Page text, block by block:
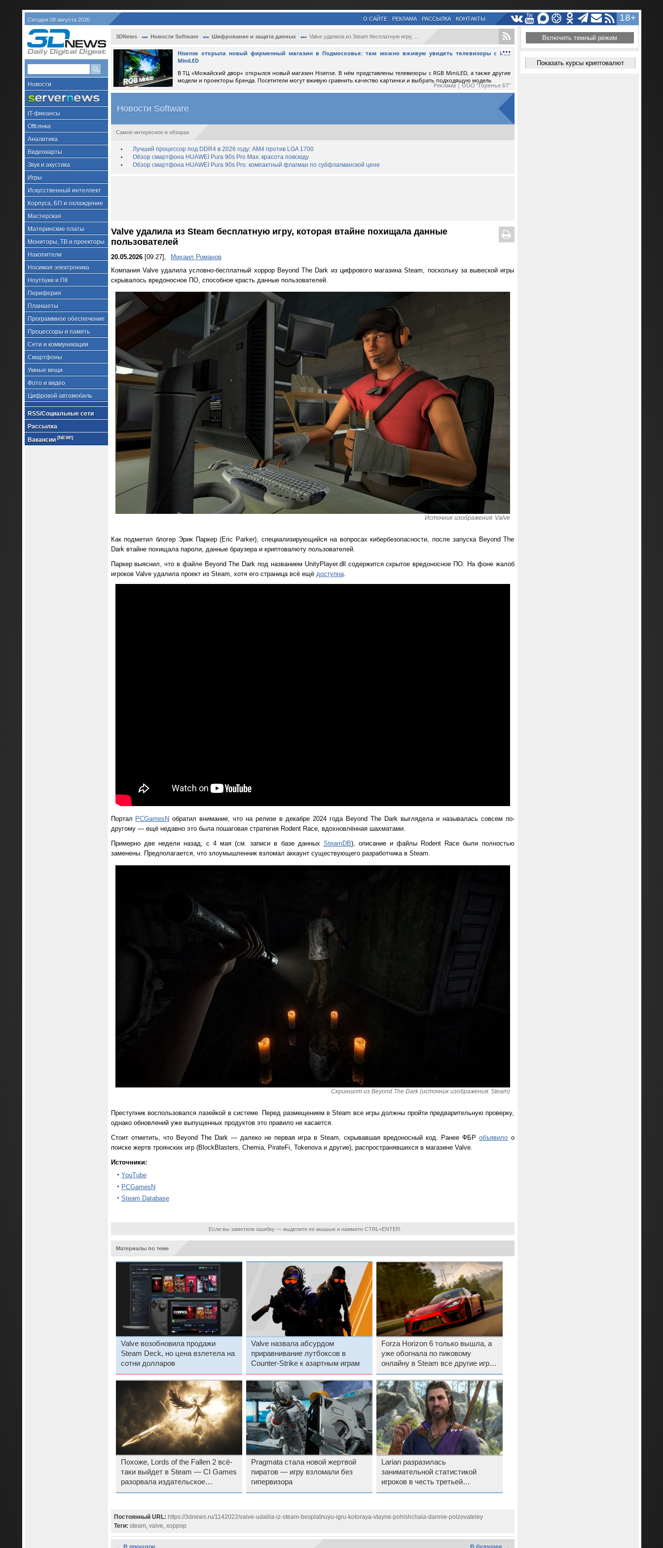
Сегодня 08 августа 2026 18+
О САЙТЕ РЕКЛАМА РАССЫЛКА КОНТАКТЫ
Новости
IT-финансы
Offсянка
Аналитика
Видеокарты
Звук и акустика
Игры
Искусственный интеллект
Корпуса, БП и охлаждение
Мастерская
Материнские платы
Мониторы, ТВ и проекторы
Накопители
Носимая электроника
Ноутбуки и ПК
Периферия
Планшеты
Программное обеспечение
Процессоры и память
Сети и коммуникации
Смартфоны
Умные вещи
Фото и видео
Цифровой автомобиль
RSS/Социальные сети
Рассылка
Вакансии [NEW!]
3DNews Новости Software Шифрование и защита данных Valve удалила из Steam бесплатную игру, ...
Hisense открыла новый фирменный магазин в Подмосковье: там можно вживую увидеть телевизоры с RGB
MiniLED
В ТЦ «Можайский двор» открылся новый магазин Hisense. В нём представлены телевизоры с RGB MiniLED, а также другие
модели и проекторы бренда. Посетители могут вживую сравнить качество картинки и выбрать подходящую модель
Реклама | ООО "Горенье БТ"
Новости Software
Самое интересное в обзорах
Лучший процессор под DDR4 в 2026 году: AM4 против LGA 1700
Обзор смартфона HUAWEI Pura 90s Pro Max: красота повсюду
Обзор смартфона HUAWEI Pura 90s Pro: компактный флагман по субфлагманской цене
Valve удалила из Steam бесплатную игру, которая втайне похищала данные
пользователей
20.05.2026[09:27],
Михаил Романов
Компания Valve удалила условно-бесплатный хоррор Beyond The Dark из цифрового магазина Steam, поскольку за вывеской игры
скрывалось вредоносное ПО, способное красть данные пользователей.
Источник изображения: Valve
Как подметил блогер Эрик Паркер (Eric Parker), специализирующийся на вопросах кибербезопасности, после запуска Beyond The
Dark втайне похищала пароли, данные браузера и криптовалюту пользователей.
Паркер выяснил, что в файле Beyond The Dark под названием UnityPlayer.dll содержится скрытое вредоносное ПО. На фоне жалоб
игроков Valve удалила проект из Steam, хотя его страница всё ещё доступна.
Портал PCGamesN обратил внимание, что на релизе в декабре 2024 года Beyond The Dark выглядела и называлась совсем по-
другому — ещё недавно это была пошаговая стратегия Rodent Race, вдохновлённая шахматами.
Примерно две недели назад, с 4 мая (см. записи в базе данных SteamDB), описание и файлы Rodent Race были полностью
заменены. Предполагается, что злоумышленник взломал аккаунт существующего разработчика в Steam.
Скриншот из Beyond The Dark (источник изображения: Steam)
Преступник воспользовался лазейкой в системе. Перед размещением в Steam все игры должны пройти предварительную проверку,
однако обновлений уже выпущенных продуктов это правило не касается.
Стоит отметить, что Beyond The Dark — далеко не первая игра в Steam, скрывавшая вредоносный код. Ранее ФБРобъявило о
поиске жертв троянских игр (BlockBlasters, Chemia, PirateFi, Tokenova и другие), распространявшихся в магазине Valve.
Источники:
YouTube
PCGamesN
Steam Database
Если вы заметили ошибку — выделите ее мышью и нажмите CTRL+ENTER.
Материалы по теме
Valve возобновила продажи
Steam Deck, но цена взлетела на
сотни долларов
Valve назвала абсурдом
приравнивание лутбоксов в
Counter-Strike к азартным играм
Forza Horizon 6 только вышла, а
уже обогнала по пиковому
онлайну в Steam все другие игры
Xbox
Похоже, Lords of the Fallen 2 всё-
таки выйдет в Steam — CI Games
разорвала издательское
соглашение с Epic Games
Pragmata стала новой жертвой
пиратов — игру взломали без
гипервизора
Larian разразилась
занимательной статистикой
игроков в честь третьей
годовщины Baldur’s Gate 3
Постоянный URL: https://3dnews.ru/1142022/valve-udalila-iz-steam-besplatnuyu-igru-kotoraya-vtayne-pohishchala-dannie-polzovateley
Теги: steam, valve, хоррор
Включить темный режим
Показать курсы криптовалют